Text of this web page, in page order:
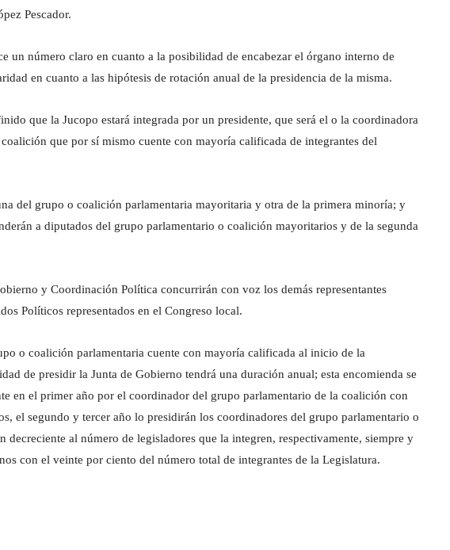
Pescador.
un número claro en cuanto a la posibilidad de encabezar el órgano interno de
en cuanto a las hipótesis de rotación anual de la presidencia de la misma.
que la Jucopo estará integrada por un presidente, que será el o la coordinadora
que por sí mismo cuente con mayoría calificada de integrantes del
del grupo o coalición parlamentaria mayoritaria y otra de la primera minoría; y
a diputados del grupo parlamentario o coalición mayoritarios y de la segunda
y Coordinación Política concurrirán con voz los demás representantes
Políticos representados en el Congreso local.
o coalición parlamentaria cuente con mayoría calificada al inicio de la
de presidir la Junta de Gobierno tendrá una duración anual; esta encomienda se
en el primer año por el coordinador del grupo parlamentario de la coalición con
el segundo y tercer año lo presidirán los coordinadores del grupo parlamentario o
decreciente al número de legisladores que la integren, respectivamente, siempre y
con el veinte por ciento del número total de integrantes de la Legislatura.